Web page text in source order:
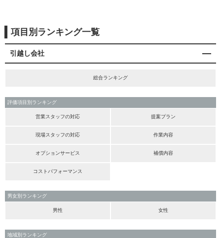
項目別ランキング一覧
引越し会社
総合ランキング
評価項目別ランキング
営業スタッフの対応 提案プラン
現場スタッフの対応 作業内容
オプションサービス 補償内容
コストパフォーマンス
男女別ランキング
男性 女性
地域別ランキング